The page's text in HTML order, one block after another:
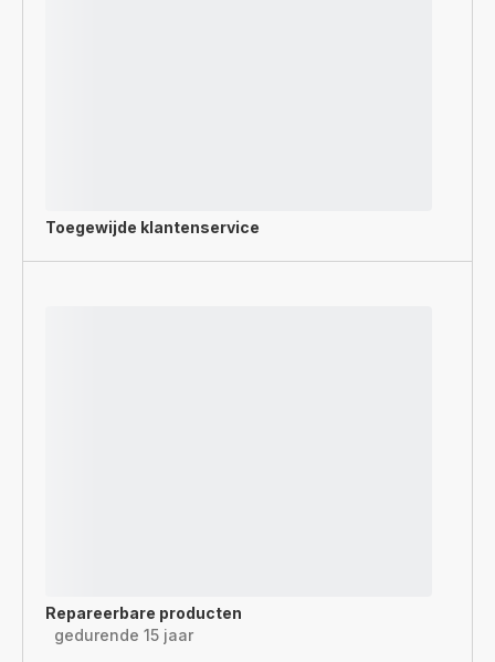
Toegewijde klantenservice
Repareerbare producten
gedurende 15 jaar